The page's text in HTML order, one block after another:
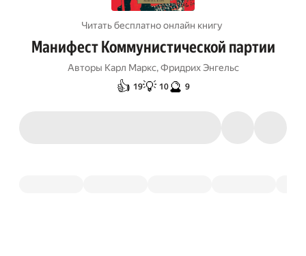
Читать бесплатно онлайн книгу
Манифест Коммунистической партии
Авторы Карл Маркс,Фридрих Энгельс
👍 19💡 10🔮 9